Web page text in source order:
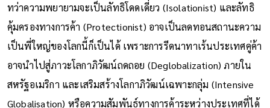
ทว่าความพยายามจะเป็นลัทธิโดดเดี่ยว (Isolationist) และลัทธิ
คุ้มครองทางการค้า (Protectionist) อาจเป็นลดทอนสถานะความ
เป็นพี่ใหญ่ของโลกนี้ก็เป็นได้ เพราะการรีดนาทาเร้นประเทศคู่ค้า
อาจนำไปสู่ภาวะโลกาภิวัฒน์ถดถอย (Deglobalization) ภายใน
สหรัฐอเมริกา และเสริมสร้างโลกาภิวัฒน์เฉพาะกลุ่ม (Intensive
Globalisation) หรือความสัมพันธ์ทางการค้าระหว่างประเทศที่ได้